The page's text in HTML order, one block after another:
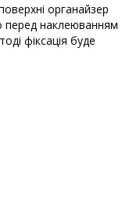
органайзер
перед наклеюванням
фіксація буде